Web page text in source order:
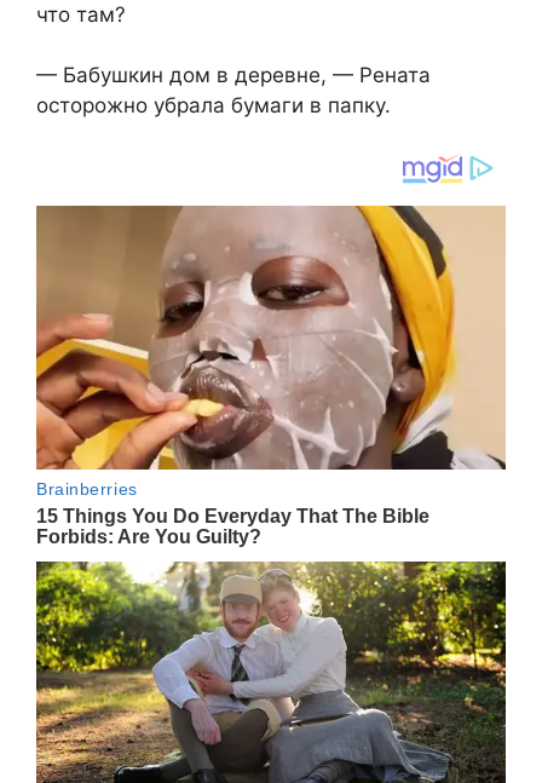
что там?
— Бабушкин дом в деревне, — Рената
осторожно убрала бумаги в папку.